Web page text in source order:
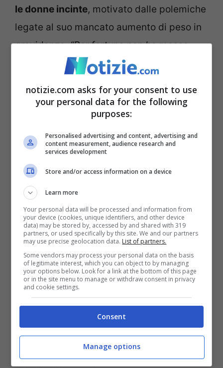
le donne incinte, motivato dalle polemiche
legate al suo mancato aumento di peso in
gravidanza.“Per fortuna non ho messo
ancora 1 chilo masolo 100 grammi
metterò tutti insieme non so… Per ora non
ho preso un chilo!”, aveva commentato
l’influencer, per poi asserire:“Siete voi
problematiche a pensare che uno lo faccia
per vantarsi. Soltanto perché le stesse si
svaccano. Io anche se prendo 20kg per la
mia gravidanza, non ho problemi. Dopo li
toglierei subito”.
notizie.com asks for your consent to use
your personal data for the following
purposes:
Personalised advertising and content, advertising and
content measurement, audience research and
services development
Store and/or access information on a device
Learn more
Your personal data will be processed and information from
your device (cookies, unique identifiers, and other device
data) may be stored by, accessed by and shared with 319
partners, or used specifically by this site. We and our partners
may use precise geolocation data. List of partners.
Some vendors may process your personal data on the basis
of legitimate interest, which you can object to by managing
your options below. Look for a link at the bottom of this page
or in the site menu to manage or withdraw consent in privacy
and cookie settings.
Consent
Manage options